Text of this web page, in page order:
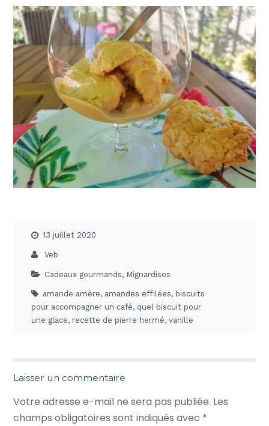
13 juillet 2020
Veb
Cadeaux gourmands, Mignardises
amande amère, amandes effilées, biscuits
pour accompagner un café, quel biscuit pour
une glace, recette de pierre hermé,vanille
Laisser un commentaire
Votre adresse e-mail ne sera pas publiée. Les
champs obligatoires sont indiqués avec *